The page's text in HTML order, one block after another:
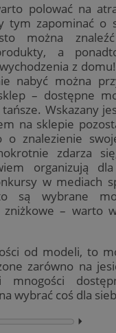
polować na
tym zapominać o
można
a
z
nabyć można
– dostępne
Wskazany
na sklepie
o znalezienie
zdarza
organizują
w mediach
są wybrane
zniżkowe – warto
od modeli, to
zarówno na
mnogości
wybrać coś dla
⏵︎